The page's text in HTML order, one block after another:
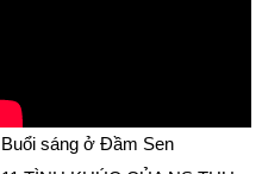
Buổi sáng ở Đầm Sen